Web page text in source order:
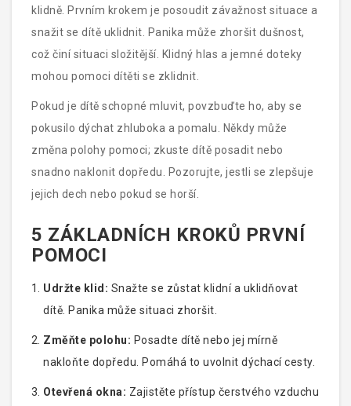
klidně. Prvním krokem je posoudit závažnost situace a
snažit se dítě uklidnit. Panika může zhoršit dušnost,
což činí situaci složitější. Klidný hlas a jemné doteky
mohou pomoci dítěti se zklidnit.
Pokud je dítě schopné mluvit, povzbuďte ho, aby se
pokusilo dýchat zhluboka a pomalu. Někdy může
změna polohy pomoci; zkuste dítě posadit nebo
snadno naklonit dopředu. Pozorujte, jestli se zlepšuje
jejich dech nebo pokud se horší.
5 ZÁKLADNÍCH KROKŮ PRVNÍ
POMOCI
Udržte klid: Snažte se zůstat klidní a uklidňovat
dítě. Panika může situaci zhoršit.
Změňte polohu: Posadte dítě nebo jej mírně
nakloňte dopředu. Pomáhá to uvolnit dýchací cesty.
Otevřená okna: Zajistěte přístup čerstvého vzduchu